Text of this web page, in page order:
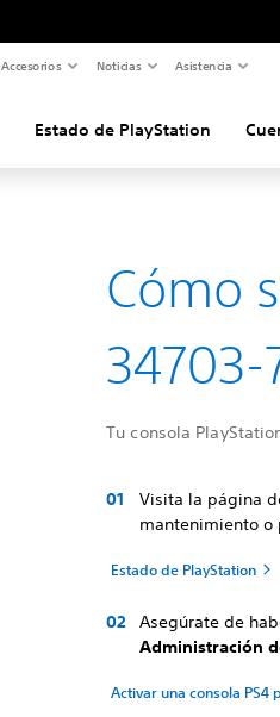
Accesorios Noticias Asistencia
Estado de PlayStation
Cómo
34703-
Tu consola
Visita la página
mantenimiento o
Estado de PlayStation
Asegúrate de
Administración
Activar una consola PS4